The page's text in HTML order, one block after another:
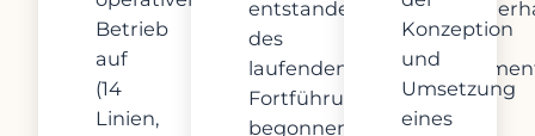
Betrieb
auf
(14
Linien,
entstanden. Zur
des
laufenden
Fortführung bereits
begonnener
Konzeption
und
Umsetzung
eines